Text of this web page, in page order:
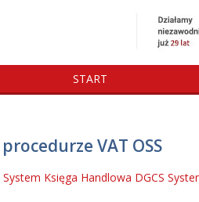
START
VAT OSS
Księga Handlowa DGCS